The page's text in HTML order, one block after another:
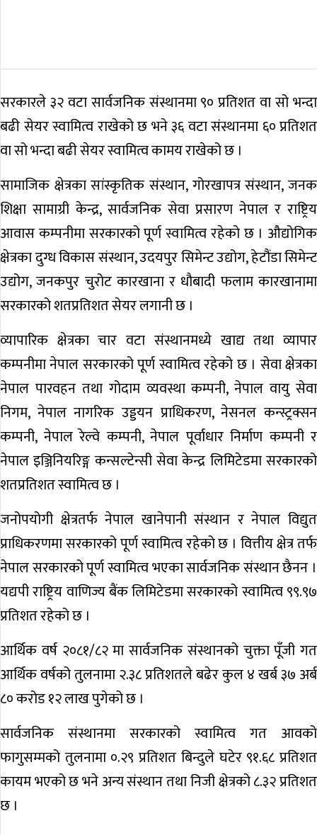
सरकारले ३२ वटा सार्वजनिक संस्थानमा ९० प्रतिशत वा सो भन्दा
बढी सेयर स्वामित्व राखेको छ भने ३६ वटा संस्थानमा ६० प्रतिशत
वा सो भन्दा बढी सेयर स्वामित्व कामय राखेको छ ।
सामाजिक क्षेत्रका सांस्कृतिक संस्थान, गोरखापत्र संस्थान, जनक
शिक्षा सामाग्री केन्द्र, सार्वजनिक सेवा प्रसारण नेपाल र राष्ट्रिय
आवास कम्पनीमा सरकारको पूर्ण स्वामित्व रहेको छ । औद्योगिक
क्षेत्रका दुग्ध विकास संस्थान, उदयपुर सिमेन्ट उद्योग, हेटौंडा सिमेन्ट
उद्योग, जनकपुर चुरोट कारखाना र धौबादी फलाम कारखानामा
सरकारको शतप्रतिशत सेयर लगानी छ ।
व्यापारिक क्षेत्रका चार वटा संस्थानमध्ये खाद्य तथा व्यापार
कम्पनीमा नेपाल सरकारको पूर्ण स्वामित्व रहेको छ । सेवा क्षेत्रका
नेपाल पारवहन तथा गोदाम व्यवस्था कम्पनी, नेपाल वायु सेवा
निगम, नेपाल नागरिक उड्डयन प्राधिकरण, नेसनल कन्स्ट्रक्सन
कम्पनी, नेपाल रेल्वे कम्पनी, नेपाल पूर्वाधार निर्माण कम्पनी र
नेपाल इञ्जिनियरिङ्ग कन्सल्टेन्सी सेवा केन्द्र लिमिटेडमा सरकारको
शतप्रतिशत स्वामित्व छ ।
जनोपयोगी क्षेत्रतर्फ नेपाल खानेपानी संस्थान र नेपाल विद्युत
प्राधिकरणमा सरकारको पूर्ण स्वामित्व रहेको छ । वित्तीय क्षेत्र तर्फ
नेपाल सरकारको पूर्ण स्वामित्व भएका सार्वजनिक संस्थान छैनन ।
यद्यपी राष्ट्रिय वाणिज्य बैंक लिमिटेडमा सरकारको स्वामित्व ९९.९७
प्रतिशत रहेको छ ।
आर्थिक वर्ष २०८१/८२ मा सार्वजनिक संस्थानको चुक्ता पूँजी गत
आर्थिक वर्षको तुलनामा २.३८ प्रतिशतले बढेर कुल ४ खर्ब ३७ अर्ब
८० करोड १२ लाख पुगेको छ ।
सार्वजनिक संस्थानमा सरकारको स्वामित्व गत आवको
फागुसम्मको तुलनामा ०.२९ प्रतिशत बिन्दुले घटेर ९१.६८ प्रतिशत
कायम भएको छ भने अन्य संस्थान तथा निजी क्षेत्रको ८.३२ प्रतिशत
छ ।